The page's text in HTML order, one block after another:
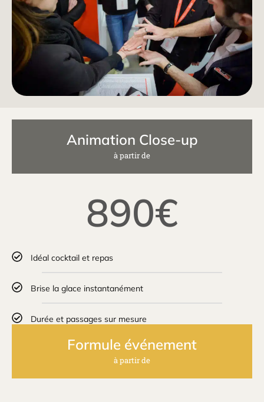
Animation Close-up
à partir de
890€
Idéal cocktail et repas
Brise la glace instantanément
Durée et passages sur mesure
Formule événement
à partir de